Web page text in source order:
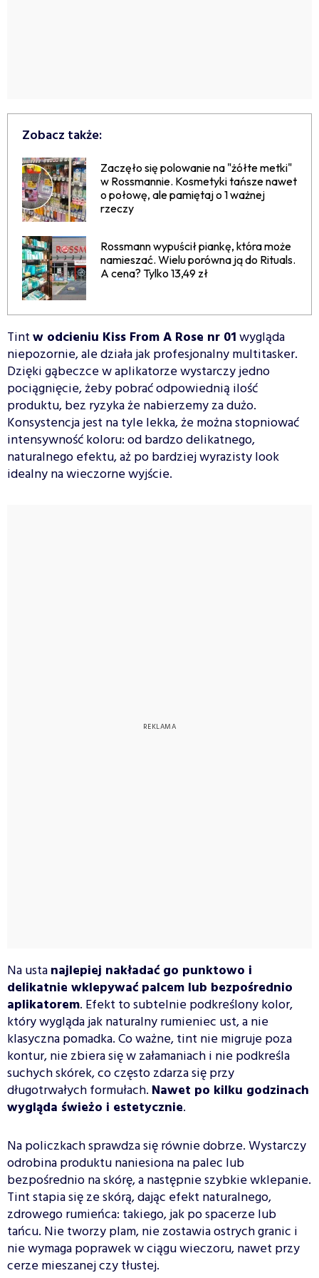
Zobacz także:
Zaczęło się polowanie na "żółte metki"
w Rossmannie. Kosmetyki tańsze nawet
o połowę, ale pamiętaj o 1 ważnej
rzeczy
Rossmann wypuścił piankę, która może
namieszać. Wielu porówna ją do Rituals.
A cena? Tylko 13,49 zł
Tintw odcieniu Kiss From A Rose nr 01wygląda
niepozornie, ale działa jak profesjonalny multitasker.
Dzięki gąbeczce w aplikatorze wystarczy jedno
pociągnięcie, żeby pobrać odpowiednią ilość
produktu, bez ryzyka że nabierzemy za dużo.
Konsystencja jest na tyle lekka, że można stopniować
intensywność koloru: od bardzo delikatnego,
naturalnego efektu, aż po bardziej wyrazisty look
idealny na wieczorne wyjście.
Na ustanajlepiej nakładać go punktowo i
delikatnie wklepywać palcem lub bezpośrednio
aplikatorem. Efekt to subtelnie podkreślony kolor,
który wygląda jak naturalny rumieniec ust, a nie
klasyczna pomadka. Co ważne, tint nie migruje poza
kontur, nie zbiera się w załamaniach i nie podkreśla
suchych skórek, co często zdarza się przy
długotrwałych formułach. Nawet po kilku godzinach
wygląda świeżo i estetycznie.
Na policzkach sprawdza się równie dobrze. Wystarczy
odrobina produktu naniesiona na palec lub
bezpośrednio na skórę, a następnie szybkie wklepanie.
Tint stapia się ze skórą, dając efekt naturalnego,
zdrowego rumieńca: takiego, jak po spacerze lub
tańcu. Nie tworzy plam, nie zostawia ostrych granic i
nie wymaga poprawek w ciągu wieczoru, nawet przy
cerze mieszanej czy tłustej.